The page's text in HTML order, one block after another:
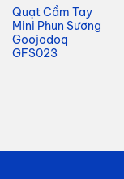
Quạt Cầm Tay
Mini Phun Sương
Goojodoq
GFS023